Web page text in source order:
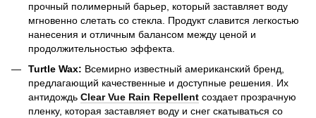
прочный полимерный барьер, который заставляет воду
мгновенно слетать со стекла. Продукт славится легкостью
нанесения и отличным балансом между ценой и
продолжительностью эффекта.
Turtle Wax: Всемирно известный американский бренд,
предлагающий качественные и доступные решения. Их
антидождь Clear Vue Rain Repellent создает прозрачную
пленку, которая заставляет воду и снег скатываться со